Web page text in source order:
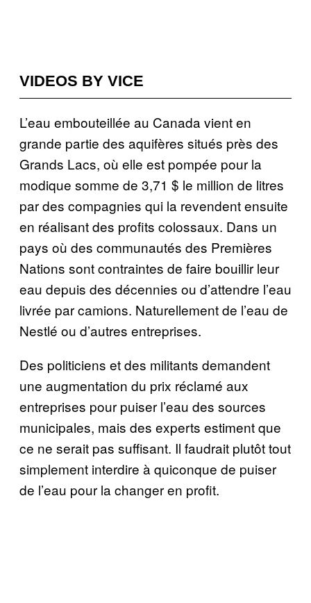
VIDEOS BY VICE
L’eau embouteillée au Canada vient en
grande partie des aquifères situés près des
Grands Lacs, où elle est pompée pour la
modique somme de 3,71 $ le million de litres
par des compagnies qui la revendent ensuite
en réalisant des profits colossaux. Dans un
pays où des communautés des Premières
Nations sont contraintes de faire bouillir leur
eau depuis des décennies ou d’attendre l’eau
livrée par camions. Naturellement de l’eau de
Nestlé ou d’autres entreprises.
Des politiciens et des militants demandent
une augmentation du prix réclamé aux
entreprises pour puiser l’eau des sources
municipales, mais des experts estiment que
ce ne serait pas suffisant. Il faudrait plutôt tout
simplement interdire à quiconque de puiser
de l’eau pour la changer en profit.